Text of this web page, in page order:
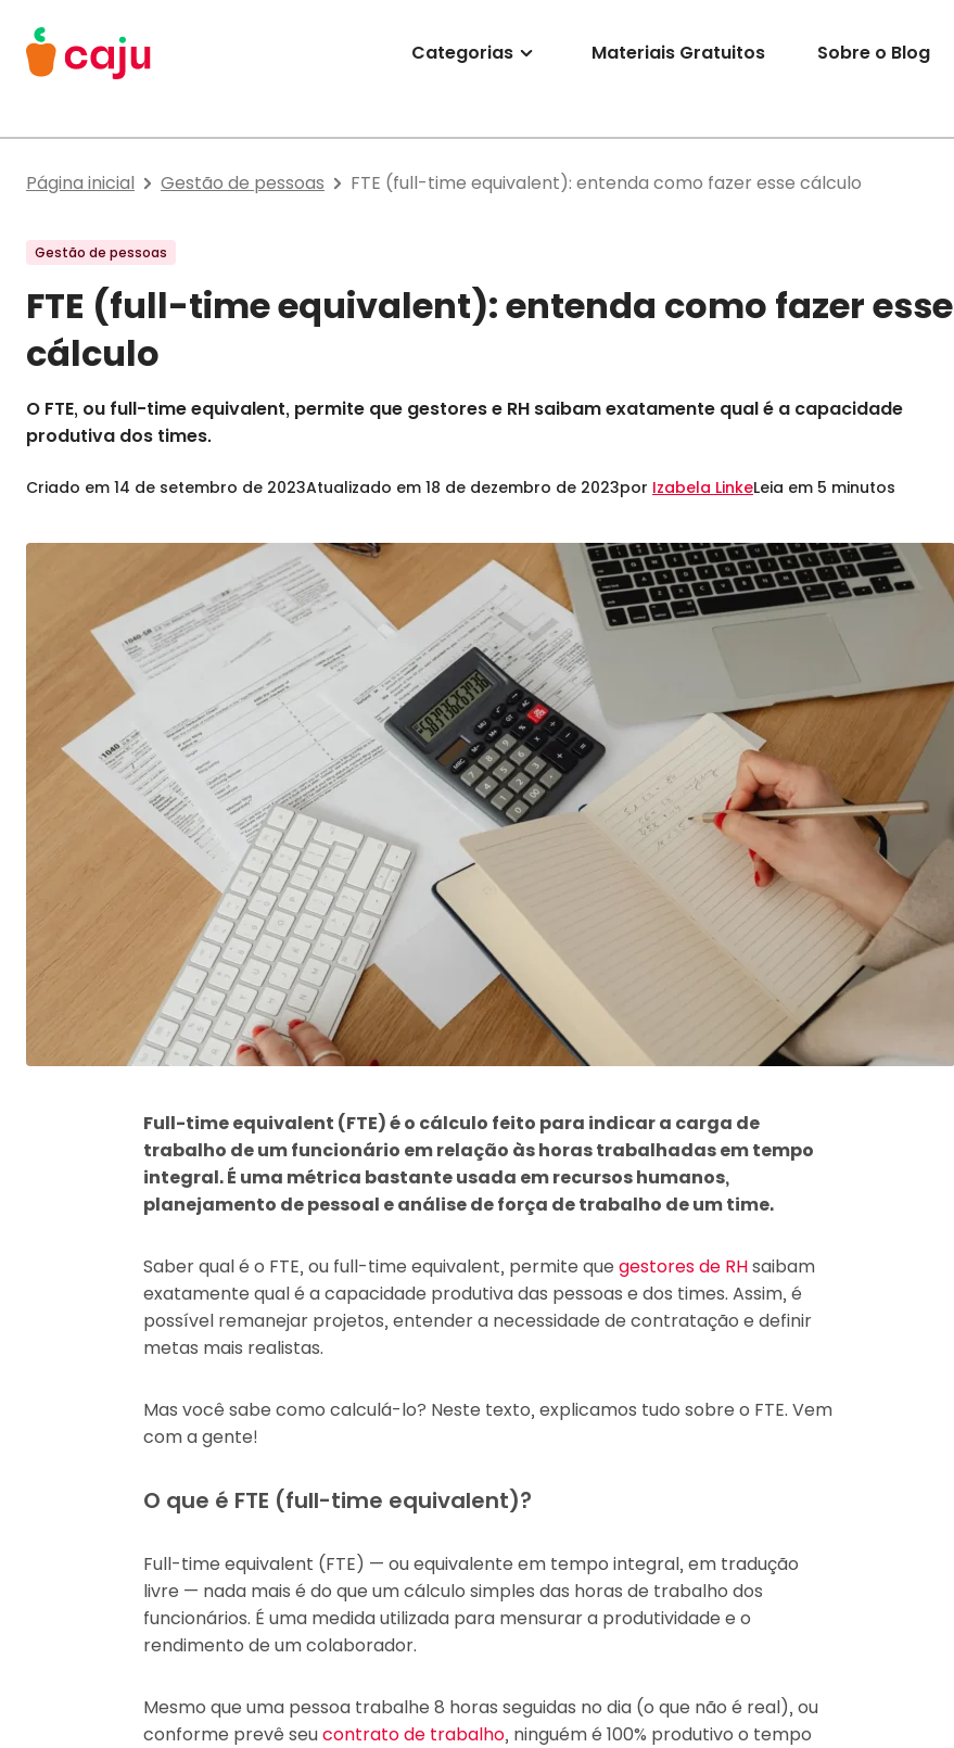
Menu Principal
Categorias Materiais Gratuitos Sobre o Blog
Página inicial Gestão de pessoas FTE (full-time equivalent): entenda como fazer esse cálculo
Gestão de pessoas
FTE (full-time equivalent): entenda como fazer esse
cálculo
O FTE, ou full-time equivalent, permite que gestores e RH saibam exatamente qual é a capacidade
produtiva dos times.
Criado em 14 de setembro de 2023Atualizado em 18 de dezembro de 2023por Izabela LinkeLeia em 5 minutos
Full-time equivalent (FTE) é o cálculo feito para indicar a carga de
trabalho de um funcionário em relação às horas trabalhadas em tempo
integral. É uma métrica bastante usada em recursos humanos,
planejamento de pessoal e análise de força de trabalho de um time.
Saber qual é o FTE, ou full-time equivalent, permite que gestores de RHsaibam
exatamente qual é a capacidade produtiva das pessoas e dos times. Assim, é
possível remanejar projetos, entender a necessidade de contratação e definir
metas mais realistas.
Mas você sabe como calculá-lo? Neste texto, explicamos tudo sobre o FTE. Vem
com a gente!
O que é FTE (full-time equivalent)?
Full-time equivalent (FTE) — ou equivalente em tempo integral, em tradução
livre — nada mais é do que um cálculo simples das horas de trabalho dos
funcionários. É uma medida utilizada para mensurar a produtividade e o
rendimento de um colaborador.
Mesmo que uma pessoa trabalhe 8 horas seguidas no dia (o que não é real), ou
conforme prevê seucontrato de trabalho, ninguém é 100% produtivo o tempo